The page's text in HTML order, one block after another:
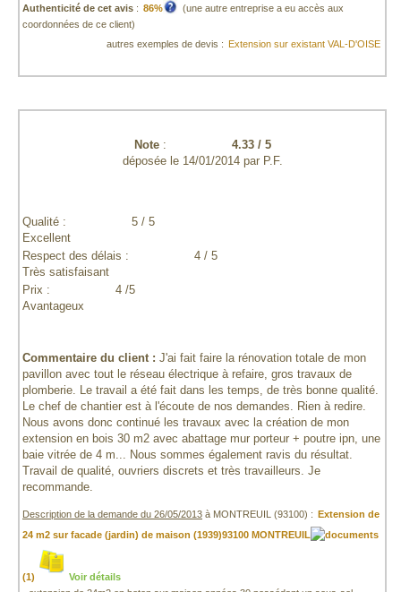
Authenticité de cet avis : 86%
(une autre entreprise a eu accès aux
coordonnées de ce client)
autres exemples de devis :
Extension sur existant VAL-D'OISE
Note: 4.33/ 5
déposée le 14/01/2014par P.F.
Qualité :
5 / 5
Excellent
Respect des délais :
4 / 5
Très satisfaisant
Prix :
4 /5
Avantageux
Commentaire du client : J'ai fait faire la rénovation totale de mon
pavillon avec tout le réseau électrique à refaire, gros travaux de
plomberie. Le travail a été fait dans les temps, de très bonne qualité.
Le chef de chantier est à l'écoute de nos demandes. Rien à redire.
Nous avons donc continué les travaux avec la création de mon
extension en bois 30 m2 avec abattage mur porteur + poutre ipn, une
baie vitrée de 4 m... Nous sommes également ravis du résultat.
Travail de qualité, ouvriers discrets et très travailleurs. Je
recommande.
Description de la demande du 26/05/2013 à MONTREUIL (93100) :
Extension de
24 m2 sur facade (jardin) de maison (1939)93100 MONTREUIL
(1)
Voir détails